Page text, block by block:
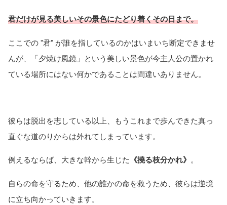
君だけが見る美しいその景色にたどり着くその日まで。
ここでの ”君” が誰を指しているのかはいまいち断定できませ
んが、「夕焼け風鏡」という美しい景色が今主人公の置かれ
ている場所にはない何かであることは間違いありません。
彼らは脱出を志している以上、もうこれまで歩んできた真っ
直ぐな道のりからは外れてしまっています。
例えるならば、大きな幹から生じた 《撓る枝分かれ》 。
自らの命を守るため、他の誰かの命を救うため、彼らは逆境
に立ち向かっていきます。